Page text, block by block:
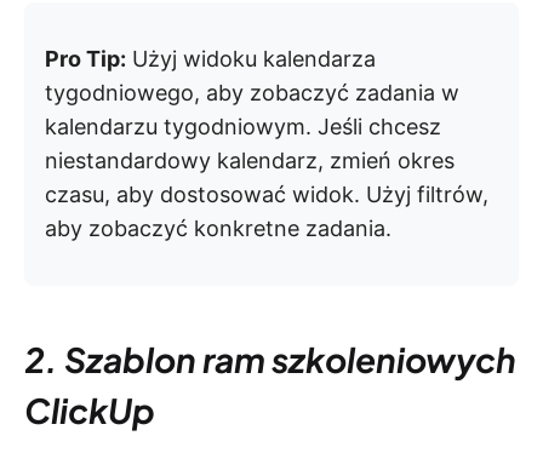
Pro Tip: Użyj widoku kalendarza
tygodniowego, aby zobaczyć zadania w
kalendarzu tygodniowym. Jeśli chcesz
niestandardowy kalendarz, zmień okres
czasu, aby dostosować widok. Użyj filtrów,
aby zobaczyć konkretne zadania.
2. Szablon ram szkoleniowych
ClickUp